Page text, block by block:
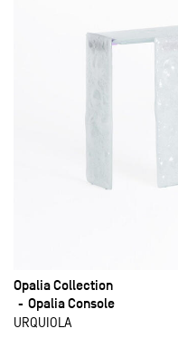
Opalia Collection
Opalia Console
URQUIOLA